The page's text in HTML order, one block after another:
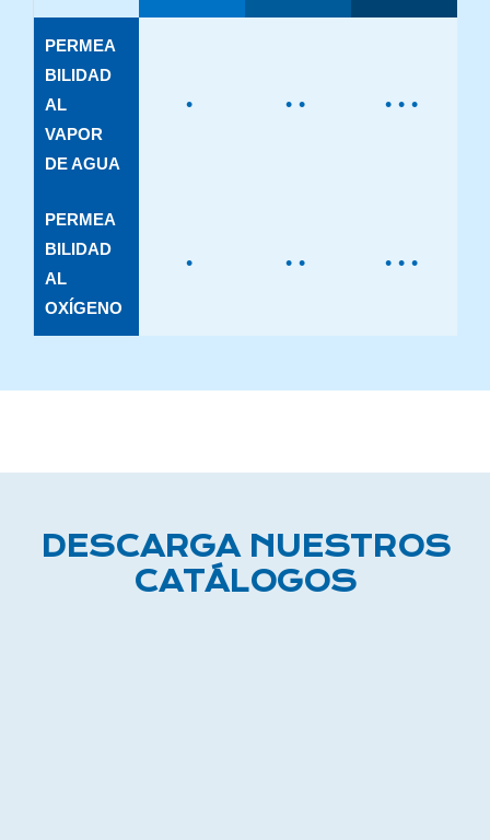
PERMEA
BILIDAD
AL
VAPOR
DE AGUA
• •• •••
PERMEA
BILIDAD
AL
OXÍGENO
• •• •••
DESCARGA NUESTROS
CATÁLOGOS